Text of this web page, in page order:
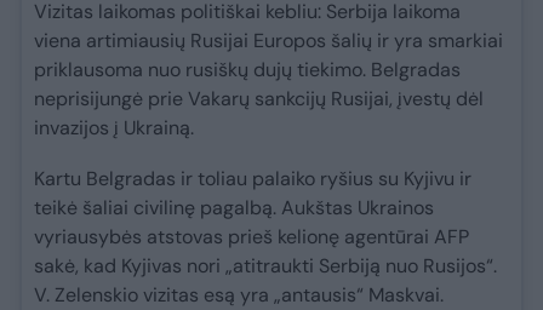
Vizitas laikomas politiškai kebliu: Serbija laikoma
viena artimiausių Rusijai Europos šalių ir yra smarkiai
priklausoma nuo rusiškų dujų tiekimo. Belgradas
neprisijungė prie Vakarų sankcijų Rusijai, įvestų dėl
invazijos į Ukrainą.
Kartu Belgradas ir toliau palaiko ryšius su Kyjivu ir
teikė šaliai civilinę pagalbą. Aukštas Ukrainos
vyriausybės atstovas prieš kelionę agentūrai AFP
sakė, kad Kyjivas nori „atitraukti Serbiją nuo Rusijos“.
V. Zelenskio vizitas esą yra „antausis“ Maskvai.